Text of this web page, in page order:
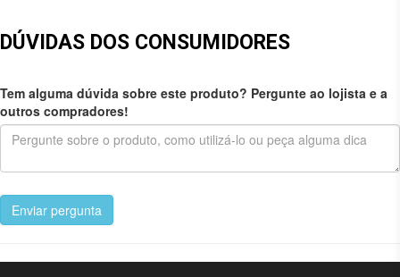
DÚVIDAS DOS CONSUMIDORES
Tem alguma dúvida sobre este produto? Pergunte ao lojista e a
outros compradores!
Enviar pergunta